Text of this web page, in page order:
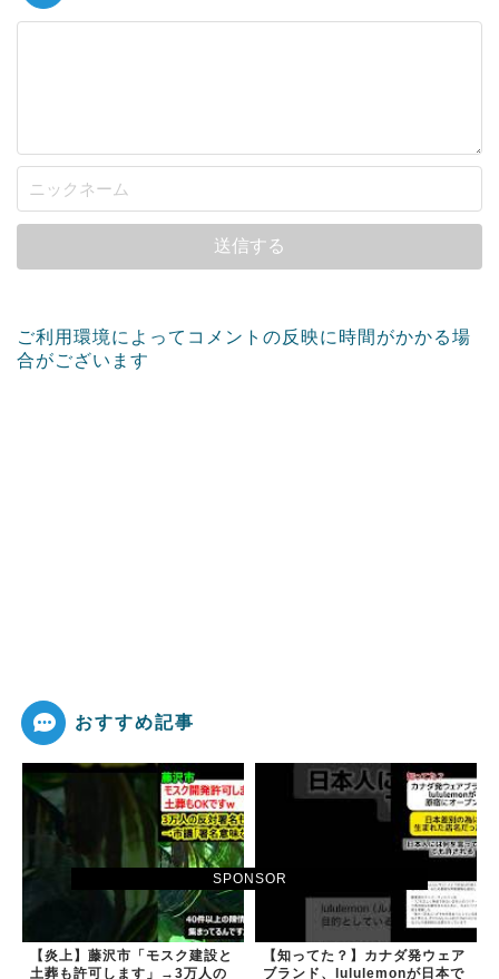
SPONSOR
ご利用環境によってコメントの反映に時間がかかる場
合がございます
おすすめ記事
【炎上】藤沢市「モスク建設と
土葬も許可します」→3万人の
【知ってた？】カナダ発ウェア
ブランド、lululemonが日本で